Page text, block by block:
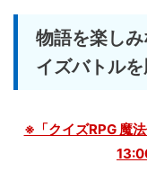
物語を楽し
イズバトルを
※「クイズRPG 魔